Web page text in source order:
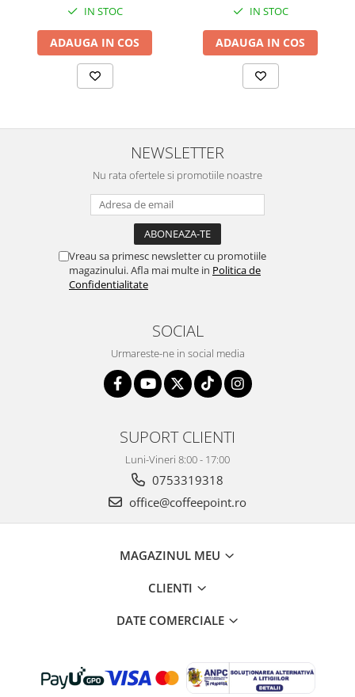
IN STOC
ADAUGA IN COS
IN STOC
ADAUGA IN COS
NEWSLETTER
Nu rata ofertele si promotiile noastre
Vreau sa primesc newsletter cu promotiile
magazinului. Afla mai multe in Politica de
Confidentialitate
SOCIAL
Urmareste-ne in social media
SUPORT CLIENTI
Luni-Vineri 8:00 - 17:00
0753319318
office@coffeepoint.ro
MAGAZINUL MEU
CLIENTI
DATE COMERCIALE